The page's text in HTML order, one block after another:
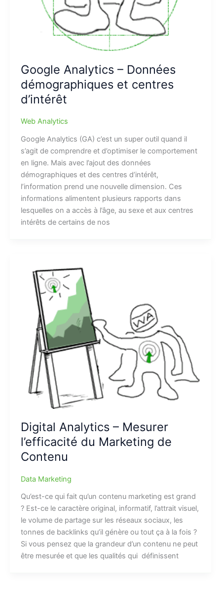
Google Analytics – Données
démographiques et centres
d’intérêt
Web Analytics
Google Analytics (GA) c’est un super outil quand il
s’agit de comprendre et d’optimiser le comportement
en ligne. Mais avec l’ajout des données
démographiques et des centres d’intérêt,
l’information prend une nouvelle dimension. Ces
informations alimentent plusieurs rapports dans
lesquelles on a accès à l’âge, au sexe et aux centres
intérêts de certains de nos
Digital Analytics – Mesurer
l’efficacité du Marketing de
Contenu
Data Marketing
Qu’est-ce qui fait qu’un contenu marketing est grand
? Est-ce le caractère original, informatif, l’attrait visuel,
le volume de partage sur les réseaux sociaux, les
tonnes de backlinks qu’il génère ou tout ça à la fois ?
Si vous pensez que la grandeur d’un contenu ne peut
être mesurée et que les qualités qui définissent